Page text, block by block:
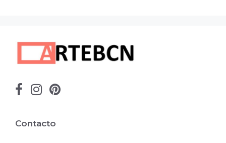
Contacto